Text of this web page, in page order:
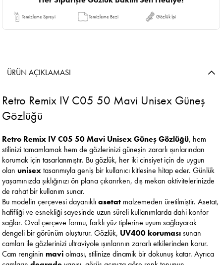
Temizleme Spreyi Temizleme Bezi Gözlük İpi
ÜRÜN AÇIKLAMASI
Retro Remix IV C05 50 Mavi Unisex Güneş
Gözlüğü
Retro Remix IV C05 50 Mavi Unisex Güneş Gözlüğü, hem
stilinizi tamamlamak hem de gözlerinizi güneşin zararlı ışınlarından
korumak için tasarlanmıştır. Bu gözlük, her iki cinsiyet için de uygun
olanunisextasarımıyla geniş bir kullanıcı kitlesine hitap eder. Günlük
yaşamınızda şıklığınızı ön plana çıkarırken, dış mekan aktivitelerinizde
de rahat bir kullanım sunar.
Bu modelin çerçevesi dayanıklıasetat malzemeden üretilmiştir. Asetat,
hafifliği ve esnekliği sayesinde uzun süreli kullanımlarda dahi konfor
sağlar. Oval çerçeve formu, farklı yüz tiplerine uyum sağlayarak
dengeli bir görünüm oluşturur. Gözlük, UV400 korumasısunan
camları ile gözlerinizi ultraviyole ışınlarının zararlı etkilerinden korur.
Cam rengininmaviolması, stilinize dinamik bir dokunuş katar. Ayrıca